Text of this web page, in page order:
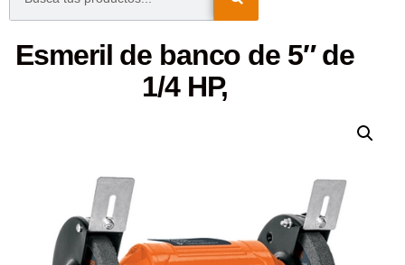
Esmeril de banco de 5″ de
1/4 HP,